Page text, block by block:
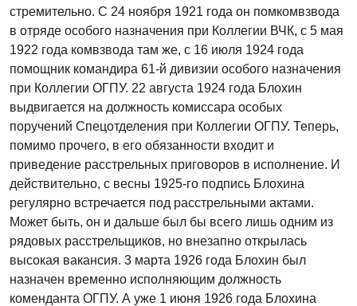
стремительно. С 24 ноября 1921 года он помкомвзвода
в отряде особого назначения при Коллегии ВЧК, с 5 мая
1922 года комвзвода там же, с 16 июля 1924 года
помощник командира 61-й дивизии особого назначения
при Коллегии ОГПУ. 22 августа 1924 года Блохин
выдвигается на должность комиссара особых
поручений Спецотделения при Коллегии ОГПУ. Теперь,
помимо прочего, в его обязанности входит и
приведение расстрельных приговоров в исполнение. И
действительно, с весны 1925-го подпись Блохина
регулярно встречается под расстрельными актами.
Может быть, он и дальше был бы всего лишь одним из
рядовых расстрельщиков, но внезапно открылась
высокая вакансия. 3 марта 1926 года Блохин был
назначен временно исполняющим должность
коменданта ОГПУ. А уже 1 июня 1926 года Блохина